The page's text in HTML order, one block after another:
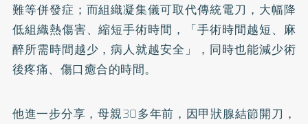
難等併發症；而組織凝集儀可取代傳統電刀，大幅降
低組織熱傷害、縮短手術時間，「手術時間越短、麻
醉所需時間越少，病人就越安全」，同時也能減少術
後疼痛、傷口癒合的時間。
他進一步分享，母親30多年前，因甲狀腺結節開刀，